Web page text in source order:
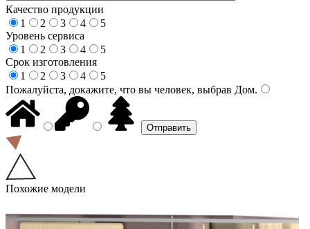
Качество продукции
1
2 3 4
5
Уровень сервиса
1
2 3 4
5
Срок изготовления
1
2 3 4
5
Пожалуйста, докажите, что вы человек, выбрав Дом.
Похожие модели